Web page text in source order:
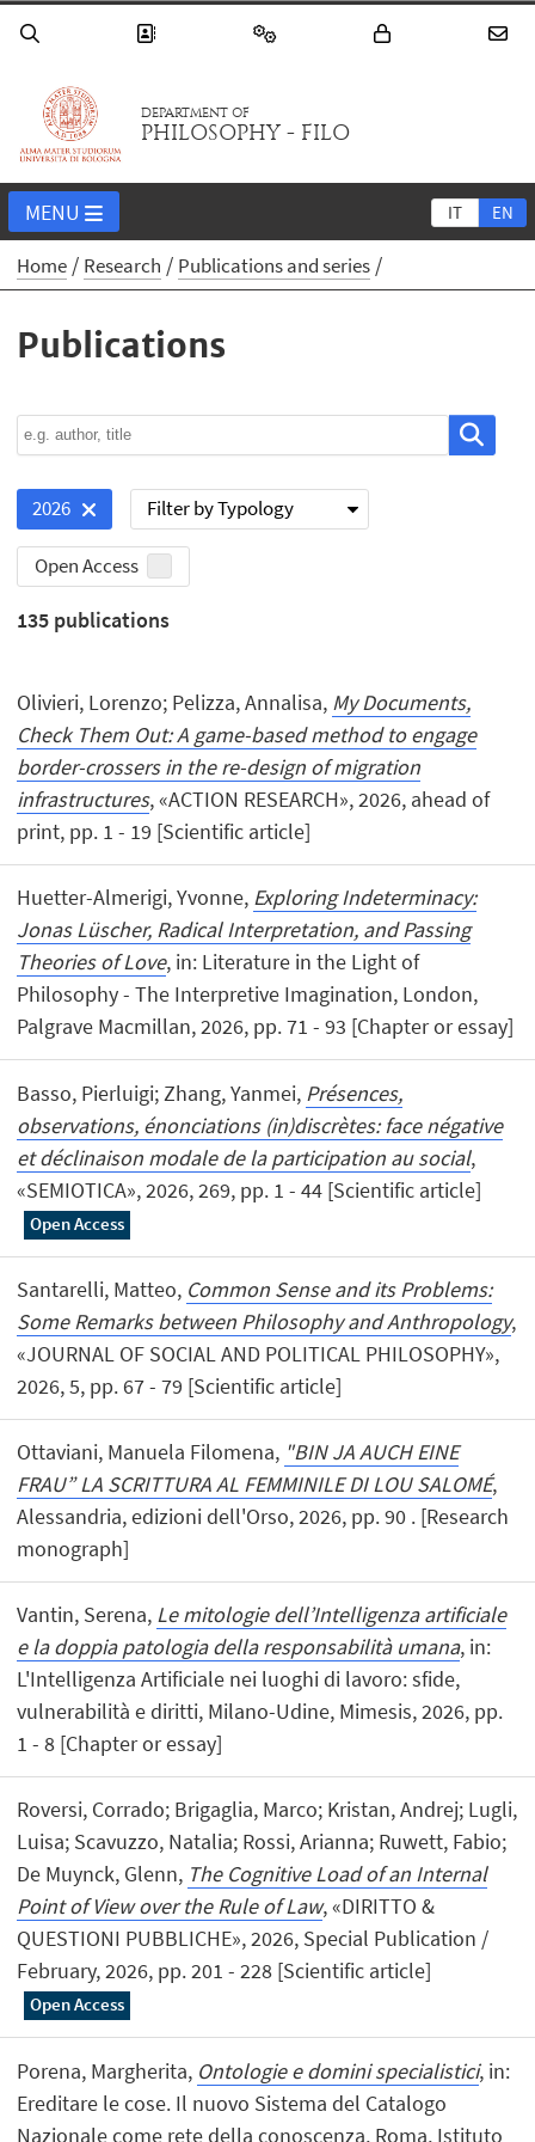
DEPARTMENT OF
PHILOSOPHY - FILO
IT EN
MENU
Home Research Publications and series
Publications
2026 Filter by Typology
Open Access
135 publications
Olivieri, Lorenzo; Pelizza, Annalisa, My Documents,
Check Them Out: A game-based method to engage
border-crossers in the re-design of migration
infrastructures, «ACTION RESEARCH», 2026, ahead of
print, pp. 1 - 19 [Scientific article]
Huetter-Almerigi, Yvonne, Exploring Indeterminacy:
Jonas Lüscher, Radical Interpretation, and Passing
Theories of Love, in: Literature in the Light of
Philosophy - The Interpretive Imagination, London,
Palgrave Macmillan, 2026, pp. 71 - 93 [Chapter or essay]
Basso, Pierluigi; Zhang, Yanmei, Présences,
observations, énonciations (in)discrètes: face négative
et déclinaison modale de la participation au social,
«SEMIOTICA», 2026, 269, pp. 1 - 44 [Scientific article]
Open Access
Santarelli, Matteo, Common Sense and its Problems:
Some Remarks between Philosophy and Anthropology,
«JOURNAL OF SOCIAL AND POLITICAL PHILOSOPHY»,
2026, 5, pp. 67 - 79 [Scientific article]
Ottaviani, Manuela Filomena, "BIN JA AUCH EINE
FRAU” LA SCRITTURA AL FEMMINILE DI LOU SALOMÉ,
Alessandria, edizioni dell'Orso, 2026, pp. 90 . [Research
monograph]
Vantin, Serena, Le mitologie dell’Intelligenza artificiale
e la doppia patologia della responsabilità umana, in:
L'Intelligenza Artificiale nei luoghi di lavoro: sfide,
vulnerabilità e diritti, Milano-Udine, Mimesis, 2026, pp.
1 - 8 [Chapter or essay]
Roversi, Corrado; Brigaglia, Marco; Kristan, Andrej; Lugli,
Luisa; Scavuzzo, Natalia; Rossi, Arianna; Ruwett, Fabio;
De Muynck, Glenn, The Cognitive Load of an Internal
Point of View over the Rule of Law, «DIRITTO &
QUESTIONI PUBBLICHE», 2026, Special Publication /
February, 2026, pp. 201 - 228 [Scientific article]
Open Access
Porena, Margherita, Ontologie e domini specialistici, in:
Ereditare le cose. Il nuovo Sistema del Catalogo
Nazionale come rete della conoscenza, Roma, Istituto